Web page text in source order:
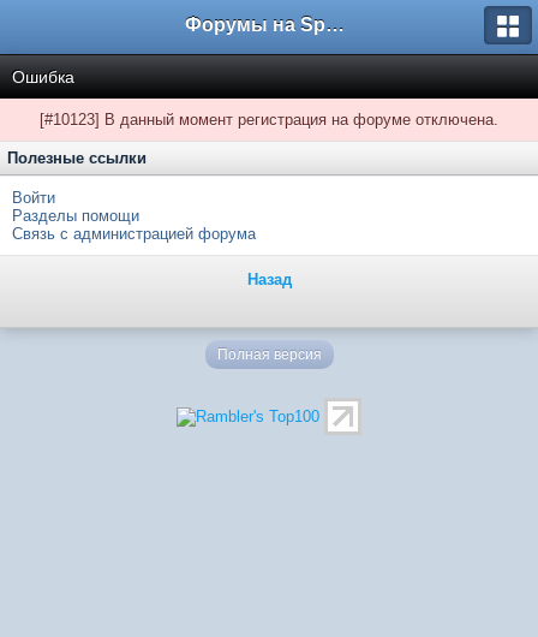
Форумы на Sportbox.ru
Ошибка
[#10123] В данный момент регистрация на форуме отключена.
Полезные ссылки
Войти
Разделы помощи
Связь с администрацией форума
Назад
Полная версия